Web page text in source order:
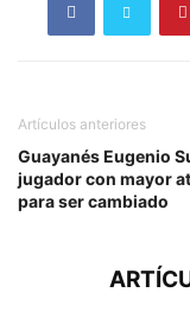
Artículos anteriores
Guayanés Eugenio
jugador con mayor
para ser cambiado